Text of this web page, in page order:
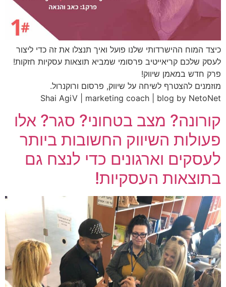
כיצד המוח ההישרדותי שלנו פועל ואיך תנצלו את זה כדי ליצור
לעסק שלכם קריאייטיב פרסומי שמביא תוצאות עסקיות חזקות!
פרק חדש במאמן שיווק!
מוזמנים להצטרף לשיחה על שיווק, פרסום ורוקנרול.
Shai AgiV | marketing coach | blog by NetoNet
קורונה? מצב בטחוני? סגר? אלו
פעולות השיווק החשובות ביותר
לעסקים וארגונים כדי לנצח גם
בתוצאות העסקיות!